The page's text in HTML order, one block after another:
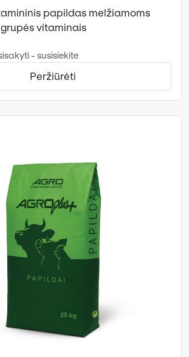
papildas melžiamoms
vitaminais
- susisiekite
Peržiūrėti